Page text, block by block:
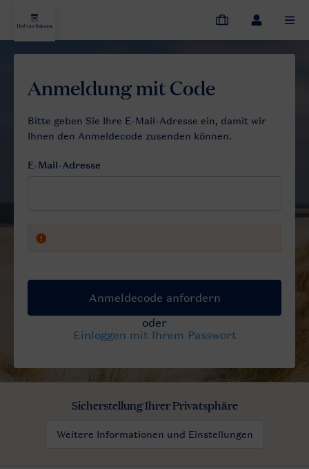
Meine
Buchungen
Dropdown-
Menü
meines
Sicherstellung Ihrer Privatsphäre
Weitere Informationen und Einstellungen